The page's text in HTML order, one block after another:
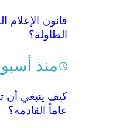
قانون
الطاولة؟
منذ
كيف ينبغي أن
عاماً القادمة؟